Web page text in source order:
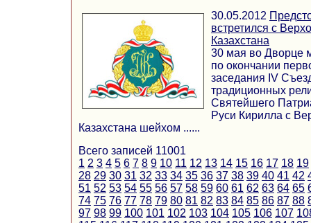
30.05.2012
встретился с
Казахстана
30 мая во Дворце
по окончании
заседания IV
традиционных
Святейшего
Руси Кирилла с
Казахстана шейхом ......
Всего записей 11001
1 2 3 4 5 6 7 8 9 10 11 12 13 14 15 16 17 18 19
28 29 30 31 32 33 34 35 36 37 38 39 40 41 42
51 52 53 54 55 56 57 58 59 60 61 62 63 64 65
74 75 76 77 78 79 80 81 82 83 84 85 86 87 88
97 98 99 100 101 102 103 104 105 106 107